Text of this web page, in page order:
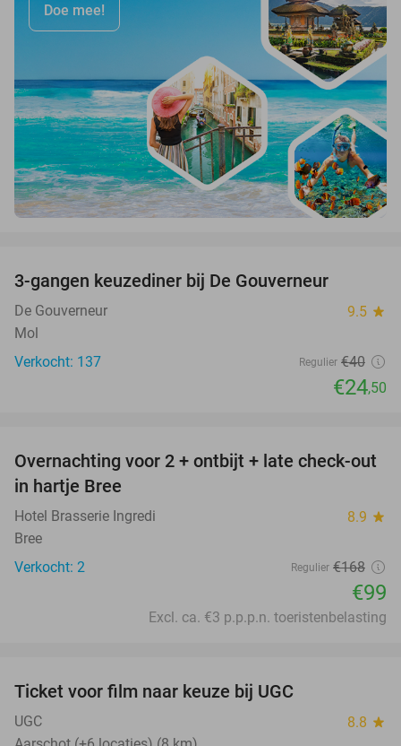
Doe mee!
3-gangen keuzediner bij De Gouverneur
De Gouverneur 9.5 star
Mol
Verkocht: 137
Regulier €40
€24,50
41%
TODAY
Overnachting voor 2 + ontbijt + late check-out
in hartje Bree
Hotel Brasserie Ingredi 8.9 star
Bree
Verkocht: 2
Regulier €168
€99
Excl. ca. €3 p.p.p.n. toeristenbelasting
Ticket voor film naar keuze bij UGC
UGC 8.8 star